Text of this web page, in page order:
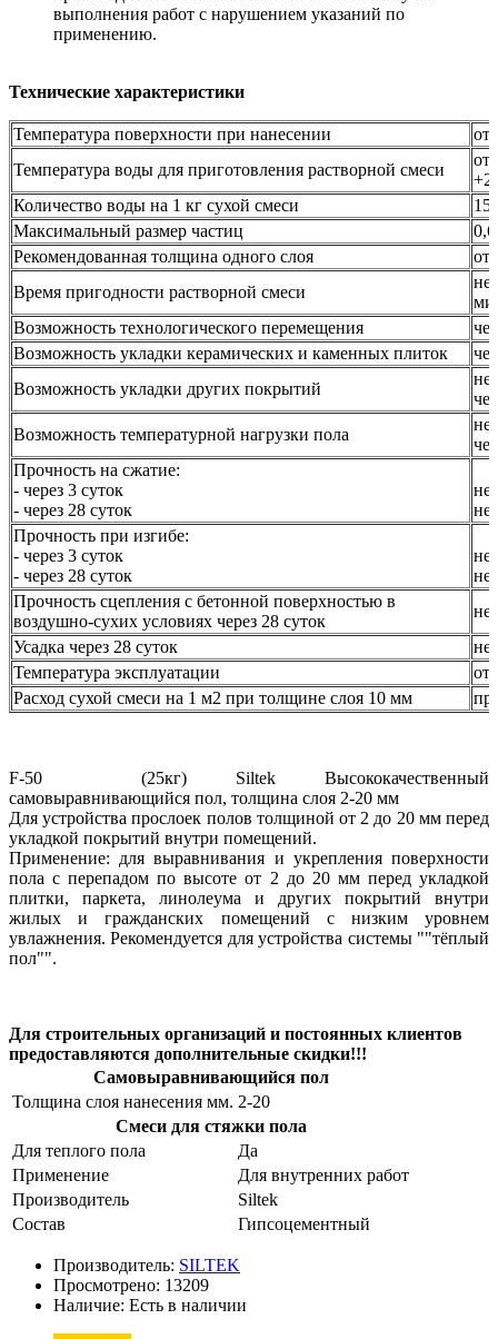
выполнения работ с нарушением указаний по
применению.
Технические характеристики
Температура поверхности при нанесении
от
Температура воды для приготовления растворной смеси
от
Количество воды на 1 кг сухой смеси
Максимальный размер частиц
Рекомендованная толщина одного слоя
от
Время пригодности растворной смеси
не
Возможность технологического перемещения
Возможность укладки керамических и каменных плиток
Возможность укладки других покрытий
не
Возможность температурной нагрузки пола
не
Прочность на сжатие:
- через 3 суток
- через 28 суток
не
не
Прочность при изгибе:
- через 3 суток
- через 28 суток
не
не
Прочность сцепления с бетонной поверхностью в
воздушно-сухих условиях через 28 суток
не
Усадка через 28 суток
не
Температура эксплуатации
от
Расход сухой смеси на 1 м2 при толщине слоя 10 мм
F-50 (25кг) Siltek Высококачественный
самовыравнивающийся пол, толщина слоя 2-20 мм
Для устройства прослоек полов толщиной от 2 до 20 мм перед
укладкой покрытий внутри помещений.
Применение: для выравнивания и укрепления поверхности
пола с перепадом по высоте от 2 до 20 мм перед укладкой
плитки, паркета, линолеума и других покрытий внутри
жилых и гражданских помещений с низким уровнем
увлажнения. Рекомендуется для устройства системы ""тёплый
пол"".
Для строительных организаций и постоянных клиентов
предоставляются дополнительные скидки!!!
Самовыравнивающийся пол
Толщина слоя нанесения мм. 2-20
Смеси для стяжки пола
Для теплого пола
Да
Применение
Для внутренних работ
Производитель
Siltek
Состав
Гипсоцементный
Производитель: SILTEK
Просмотрено: 13209
Наличие: Есть в наличии